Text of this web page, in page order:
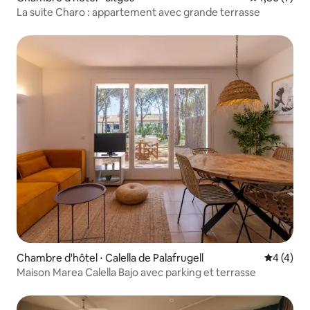
La suite Charo : appartement avec grande terrasse
Chambre d'hôtel ⋅ Calella de Palafrugell
4 (4)
Maison Marea Calella Bajo avec parking et terrasse